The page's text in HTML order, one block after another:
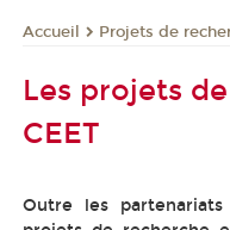
Accueil Projets de
Les projets
CEET
Outre les